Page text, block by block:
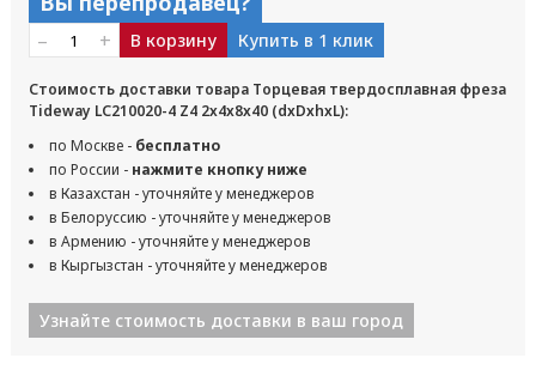
– + В корзину Купить в 1 клик
Стоимость доставки товара Торцевая твердосплавная фреза
Tideway LC210020-4 Z4 2x4x8x40 (dxDxhxL):
по Москве - бесплатно
по России - нажмите кнопку ниже
в Казахстан - уточняйте у менеджеров
в Белоруссию - уточняйте у менеджеров
в Армению - уточняйте у менеджеров
в Кыргызстан - уточняйте у менеджеров
Узнайте стоимость доставки в ваш город